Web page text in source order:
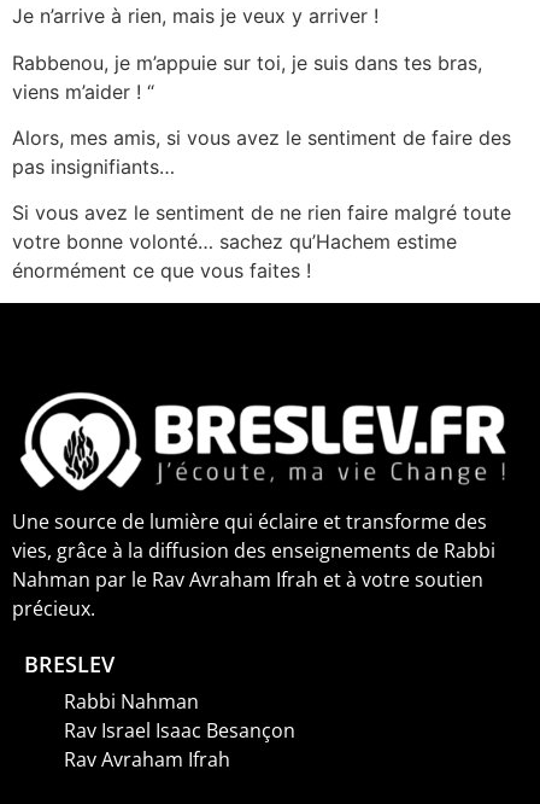
Je n’arrive à rien, mais je veux y arriver !
Rabbenou, je m’appuie sur toi, je suis dans tes bras,
viens m’aider ! “
Alors, mes amis, si vous avez le sentiment de faire des
pas insignifiants…
Si vous avez le sentiment de ne rien faire malgré toute
votre bonne volonté… sachez qu’Hachem estime
énormément ce que vous faites !
Une source de lumière qui éclaire et transforme des
vies, grâce à la diffusion des enseignements de Rabbi
Nahman par le Rav Avraham Ifrah et à votre soutien
précieux.
BRESLEV
Rabbi Nahman
Rav Israel Isaac Besançon
Rav Avraham Ifrah